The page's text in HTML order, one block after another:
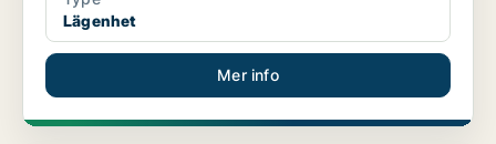
Lägenhet
Mer info